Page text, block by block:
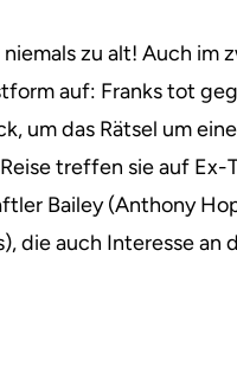
zu alt! Auch im
auf: Franks tot
um das Rätsel um
treffen sie auf
Bailey (Anthony
die auch Interesse an